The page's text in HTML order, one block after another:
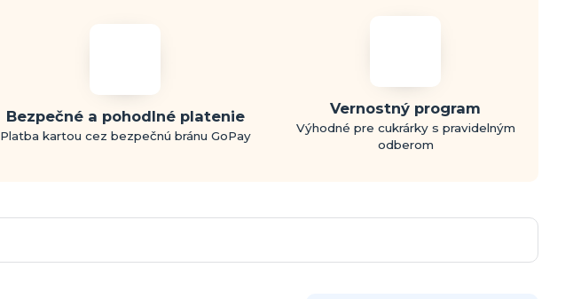
Bezpečné a pohodlné platenie
Platba kartou cez bezpečnú bránu GoPay
Vernostný program
Výhodné pre cukrárky s pravidelným
odberom